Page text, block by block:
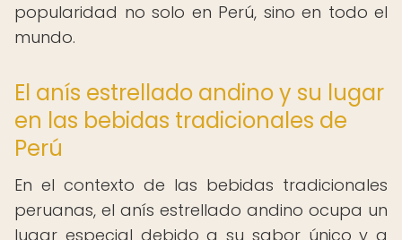
popularidad no solo en Perú, sino en todo el
mundo.
El anís estrellado andino y su lugar
en las bebidas tradicionales de
Perú
En el contexto de las bebidas tradicionales
peruanas, el anís estrellado andino ocupa un
lugar especial debido a su sabor único y a